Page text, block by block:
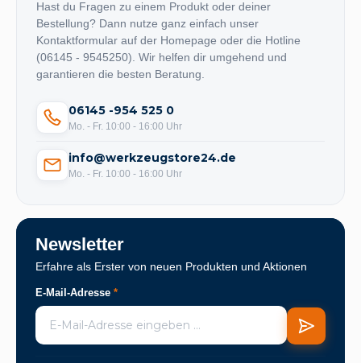
Hast du Fragen zu einem Produkt oder deiner
Bestellung? Dann nutze ganz einfach unser
Kontaktformular auf der Homepage oder die Hotline
(06145 - 9545250). Wir helfen dir umgehend und
garantieren die besten Beratung.
06145 -954 525 0
Mo. - Fr. 10:00 - 16:00 Uhr
info@werkzeugstore24.de
Mo. - Fr. 10:00 - 16:00 Uhr
Newsletter
Erfahre als Erster von neuen Produkten und Aktionen
E-Mail-Adresse *